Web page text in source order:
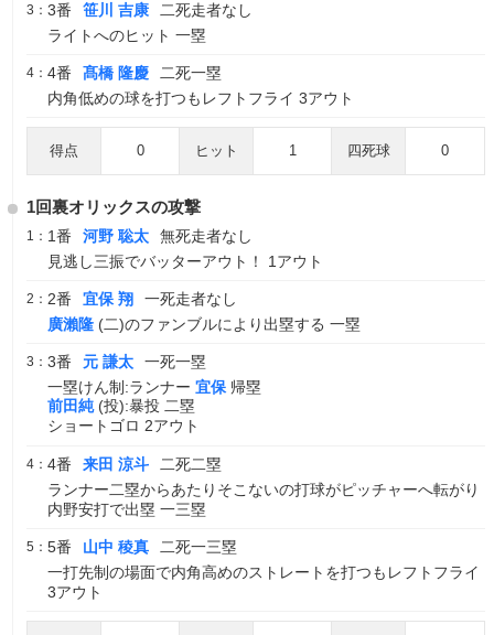
3： 3番 笹川 吉康
二死走者なし
ライトへのヒット 一塁
4： 4番 髙橋 隆慶
二死一塁
内角低めの球を打つもレフトフライ 3アウト
得点 0 ヒット 1 四死球 0
1回裏オリックスの攻撃
1： 1番 河野 聡太
無死走者なし
見逃し三振でバッターアウト！ 1アウト
2： 2番 宜保 翔
一死走者なし
廣瀨隆 (二)のファンブルにより出塁する 一塁
3： 3番 元 謙太
一死一塁
一塁けん制:ランナー 宜保 帰塁
前田純 (投):暴投 二塁
ショートゴロ 2アウト
4： 4番 来田 涼斗
二死二塁
ランナー二塁からあたりそこないの打球がピッチャーへ転がり
内野安打で出塁 一三塁
5： 5番 山中 稜真
二死一三塁
一打先制の場面で内角高めのストレートを打つもレフトフライ
3アウト